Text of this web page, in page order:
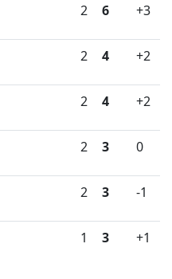
2 6 +3
2 4 +2
2 4 +2
2 3 0
2 3 -1
1 3 +1